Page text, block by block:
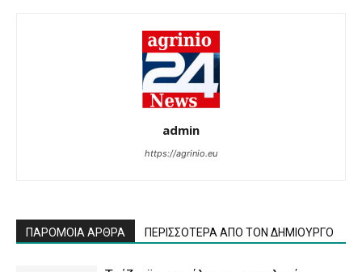
admin
https://agrinio.eu
ΠΑΡΟΜΟΙΑ ΑΡΘΡΑ ΠΕΡΙΣΣΟΤΕΡΑ ΑΠΟ ΤΟΝ ΔΗΜΙΟΥΡΓΟ